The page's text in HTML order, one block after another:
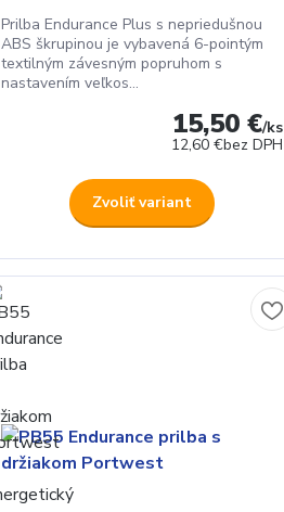
Prilba Endurance Plus s nepriedušnou
ABS škrupinou je vybavená 6-pointým
textilným závesným popruhom s
nastavením veľkos...
15,50 €/ks
12,60 €bez DPH
Zvoliť variant